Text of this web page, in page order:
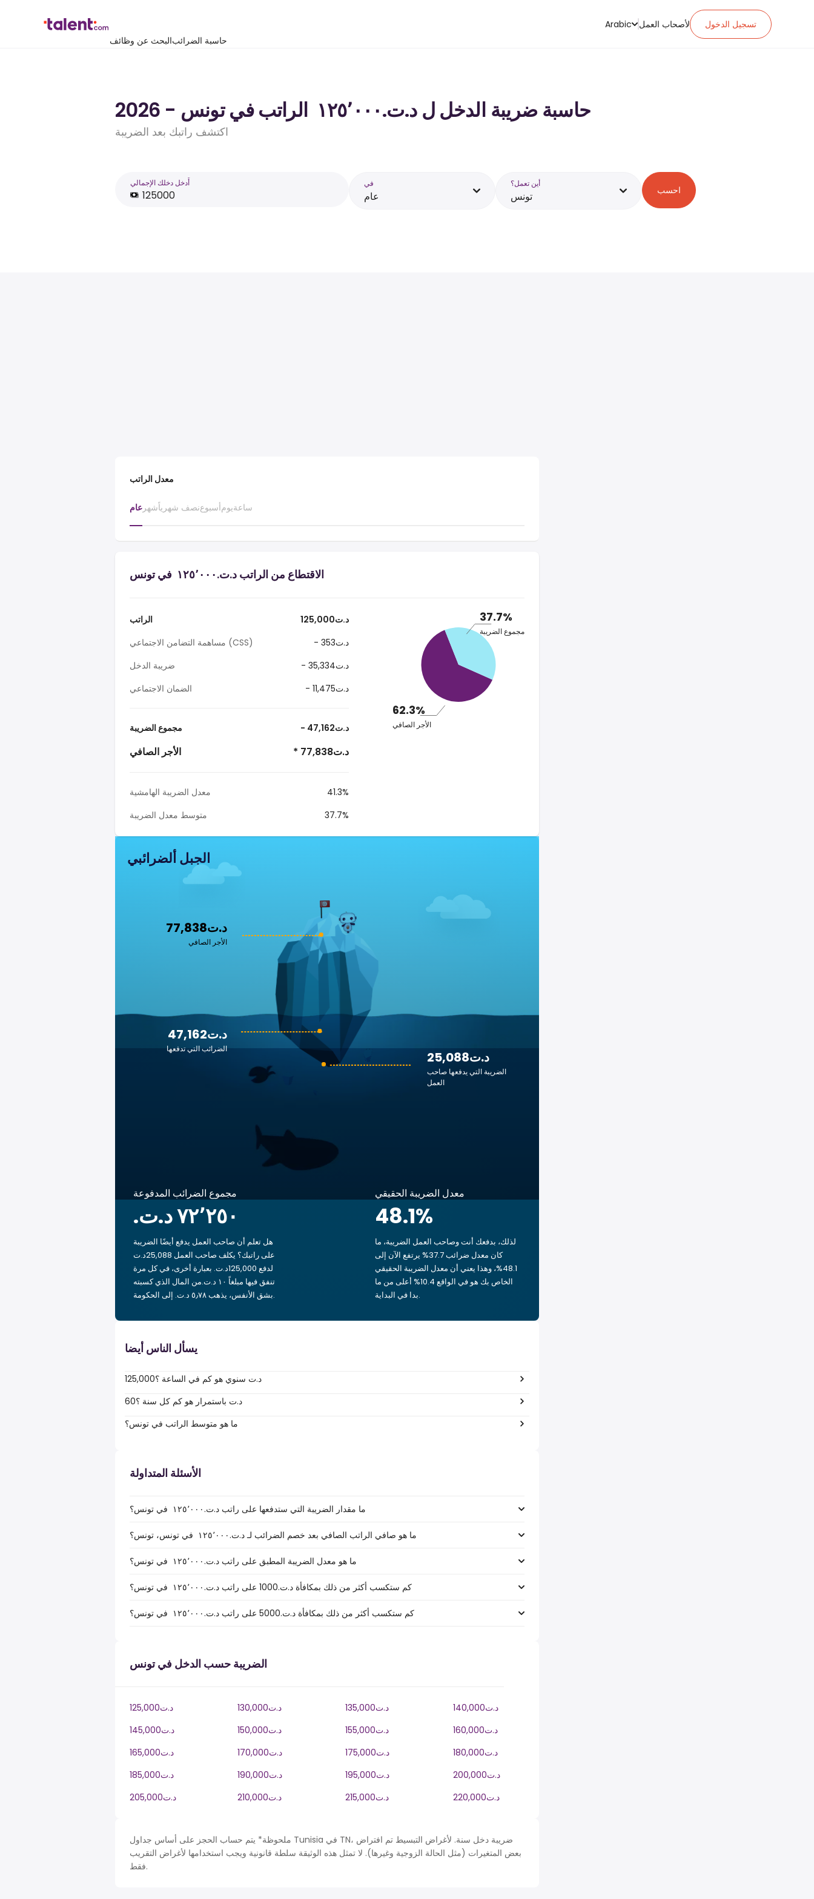
البحث عن وظائفحاسبة الضرائب
Arabic لأصحاب العمل تسجيل الدخول
حاسبة ضريبة الدخل ل د.ت.‏١٢٥٬٠٠٠ ‏ الراتب في تونس - 2026
اكتشف راتبك بعد الضريبة
أَدخل دخلك الإجمالي في
عام
أين تعمل؟
تونس احسب
معدل الراتب
عام شهرنصف شهرياًأسبوعيومساعة
الاقتطاع من الراتب د.ت.‏١٢٥٬٠٠٠ ‏ في تونس
الراتب
125,000د.ت
مساهمة التضامن الاجتماعي (CSS)
- 353د.ت
ضريبة الدخل
- 35,334د.ت
الضمان الاجتماعي
- 11,475د.ت
مجموع الضريبة - 47,162د.ت
الأجر الصافي * 77,838د.ت
معدل الضريبة الهامشية
41.3%
متوسط معدل الضريبة
37.7%
37.7%
مجموع الضريبة
62.3%
الأجر الصافي
الجبل ألضرائبي
77,838د.ت
الأجر الصافي
25,088د.ت
الضريبة التي يدفعها صاحب
العمل
47,162د.ت
الضرائب التي تدفعها
مجموع الضرائب المدفوعة
هل تعلم أن صاحب العمل يدفع أيضًا الضريبة
على راتبك؟ يكلف صاحب العمل 25,088د.ت
لدفع 125,000د.ت. بعبارة أخرى، في كل مرة
تنفق فيها مبلغاً ‏١٠ د.ت.‏من المال الذي كسبته
بشق الأنفس، يذهب ‏٥٫٧٨ د.ت.‏ إلى الحكومة.
معدل الضريبة الحقيقي
48.1%
لذلك، بدفعك أنت وصاحب العمل الضريبة، ما
كان معدل ضرائب 37.7% يرتفع الآن إلى
48.1%، وهذا يعني أن معدل الضريبة الحقيقي
الخاص بك هو في الواقع 10.4% أعلى من ما
بدا في البداية.
يسأل الناس أيضا
125,000د.ت سنوي هو كم في الساعة ؟
60د.ت باستمرار هو كم كل سنة ؟
ما هو متوسط الراتب في تونس؟
الأسئلة المتداولة
ما مقدار الضريبة التي ستدفعها على راتب د.ت.‏١٢٥٬٠٠٠ ‏ في تونس؟
ما هو صافي الراتب الصافي بعد خصم الضرائب لـ د.ت.‏١٢٥٬٠٠٠ ‏ في تونس، تونس؟
ما هو معدل الضريبة المطبق على راتب د.ت.‏١٢٥٬٠٠٠ ‏ في تونس؟
كم ستكسب أكثر من ذلك بمكافأة د.ت.1000 على راتب د.ت.‏١٢٥٬٠٠٠ ‏ في تونس؟
كم ستكسب أكثر من ذلك بمكافأة د.ت.5000 على راتب د.ت.‏١٢٥٬٠٠٠ ‏ في تونس؟
الضريبة حسب الدخل في تونس
125,000د.ت 130,000د.ت 135,000د.ت
140,000د.ت
145,000د.ت
150,000د.ت 155,000د.ت
160,000د.ت
165,000د.ت
170,000د.ت 175,000د.ت
180,000د.ت
185,000د.ت
190,000د.ت 195,000د.ت
200,000د.ت
205,000د.ت
210,000د.ت 215,000د.ت 220,000د.ت
ملحوظة* يتم حساب الحجز على أساس جداول Tunisia في TN، ضريبة دخل سنة. لأغراض التبسيط تم افتراض
بعض المتغيرات (مثل الحالة الزوجية وغيرها). لا تمثل هذه الوثيقة سلطة قانونية ويجب استخدامها لأغراض التقريب
فقط.